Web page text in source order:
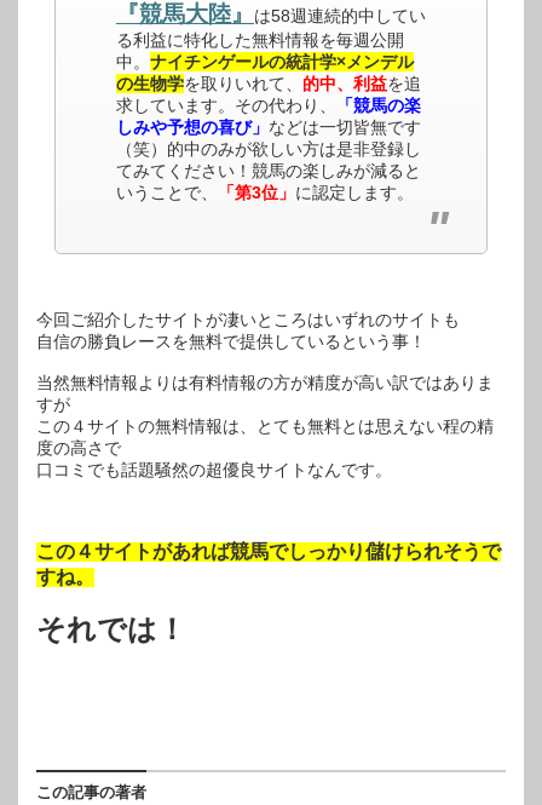
『競馬大陸』
は58週連続的中してい
る利益に特化した無料情報を毎週公開
中。 ナイチンゲールの統計学×メンデル
の生物学を取りいれて、 的中、利益を追
求しています。その代わり、
「競馬の楽
しみや予想の喜び」 などは一切皆無です
（笑）的中のみが欲しい方は是非登録し
てみてください！競馬の楽しみが減ると
いうことで、
「第3位」 に認定します。
今回ご紹介したサイトが凄いところはいずれのサイトも
自信の勝負レースを無料で提供しているという事！
当然無料情報よりは有料情報の方が精度が高い訳ではありま
すが
この４サイトの無料情報は、とても無料とは思えない程の精
度の高さで
口コミでも話題騒然の超優良サイトなんです。
この４サイトがあれば競馬でしっかり儲けられそうで
すね。
それでは！
この記事の著者